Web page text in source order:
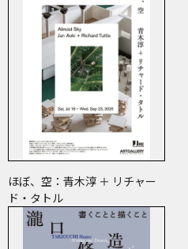
ほぼ、空：青木淳 ＋ リチャー
ド・タトル